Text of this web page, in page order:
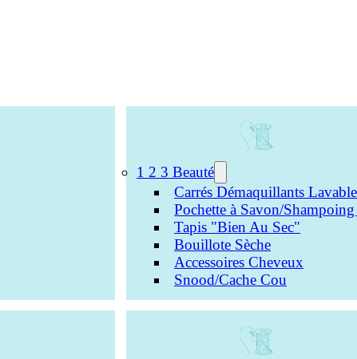
1 2 3 Beauté
Carrés Démaquillants
Pochette à Savon/
Tapis "Bien Au Sec"
Bouillote Sèche
Accessoires Cheveux
Snood/Cache Cou